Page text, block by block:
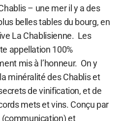
– une mer il y a des
belles tables du bourg, en
La Chablisienne. Les
appellation 100%
mis à l’honneur. On y
minéralité des Chablis et
de vinification, et de
mets et vins. Conçu par
(communication) et